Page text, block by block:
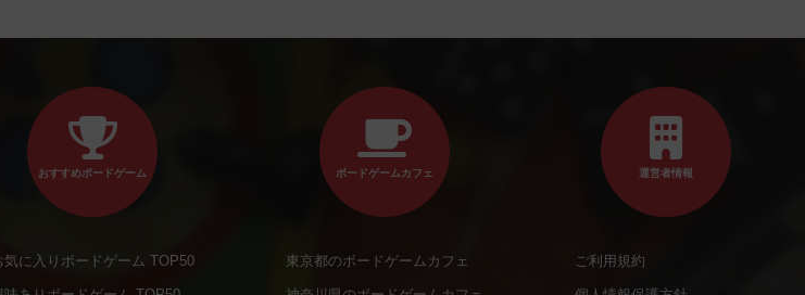
おすすめボードゲーム
気に入りボードゲーム TOP50
ボードゲームカフェ
東京都のボードゲームカフェ
運営者情報
ご利用規約